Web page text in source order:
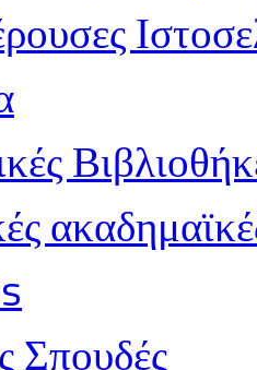
Σπουδές